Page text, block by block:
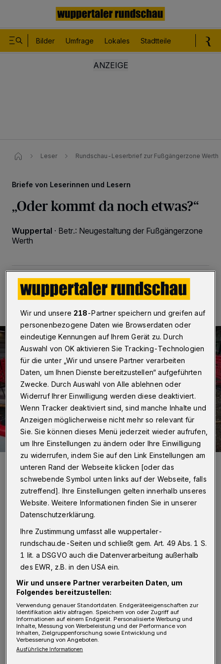
Bilder Umfrage Lokales Stadtteile
Leser Rundschau-Leserbrief zur Fußgängerzone Werth
Briefe von Leserinnen und Lesern
„Oder kommt da noch etwas?“
Wuppertal · Betr.: Neugestaltung der Fußgängerzone
Werth
26.10.2025 , 14:00 Uhr Eine Minute Lesezeit
Die Baustelle auf dem Werth.
I ch hatte beim „Barmer Lichterzauber“
Gelegenheit, mir die Test- und
Musterfläche am neuen Werth anzuschauen.
Was mir dabei sofort auffiel: Taktile Elemente
– also Bodenstrukturen zur Orientierung für
sehbehinderte Menschen – fehlen bislang
vollständig.
Frühere Maßnahmen in Barmen hatten diese
Wir und unsere 218-Partner speichern und greifen auf
personenbezogene Daten wie Browserdaten oder
eindeutige Kennungen auf Ihrem Gerät zu. Durch
Auswahl von OK aktivieren Sie Tracking-Technologien
für die unter „Wir und unsere Partner verarbeiten
Daten, um Ihnen Dienste bereitzustellen“ aufgeführten
Zwecke. Durch Auswahl von Alle ablehnen oder
Widerruf Ihrer Einwilligung werden diese deaktiviert.
Wenn Tracker deaktiviert sind, sind manche Inhalte und
Anzeigen möglicherweise nicht mehr so relevant für
Sie. Sie können dieses Menü jederzeit wieder aufrufen,
um Ihre Einstellungen zu ändern oder Ihre Einwilligung
zu widerrufen, indem Sie auf den Link Einstellungen am
unteren Rand der Webseite klicken [oder das
schwebende Symbol unten links auf der Webseite, falls
zutreffend]. Ihre Einstellungen gelten innerhalb unseres
Website. Weitere Informationen finden Sie in unserer
Datenschutzerklärung.
Ihre Zustimmung umfasst alle wuppertaler-
rundschau.de-Seiten und schließt gem. Art. 49 Abs. 1 S.
1 lit. a DSGVO auch die Datenverarbeitung außerhalb
des EWR, z.B. in den USA ein.
Wir und unsere Partner verarbeiten Daten, um
Folgendes bereitzustellen:
Verwendung genauer Standortdaten. Endgeräteeigenschaften zur
Identifikation aktiv abfragen. Speichern von oder Zugriff auf
Informationen auf einem Endgerät. Personalisierte Werbung und
Inhalte, Messung von Werbeleistung und der Performance von
Inhalten, Zielgruppenforschung sowie Entwicklung und
Verbesserung von Angeboten.
Ausführliche Informationen